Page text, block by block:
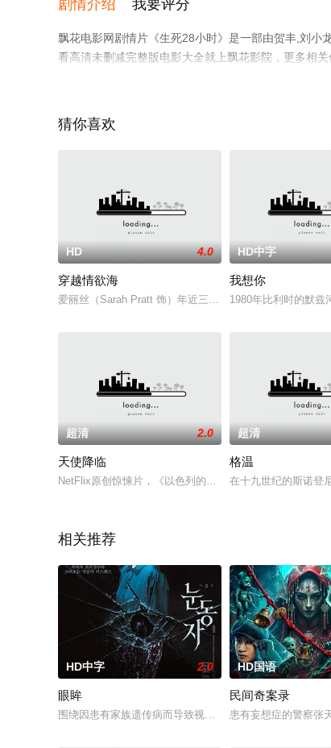
剧情介绍 我要评分
飘花电影网剧情片《生死28小时》是一部由贺丰,刘小
看高清未删减完整版电影大全就上飘花影院，更多相
。
猜你喜欢
HD 4.0
穿越情欲海
爱丽丝（Sarah Pratt 饰）年近三十，经历过生活的各种
HD中字
我想你
1980年比利时的默兹
超清 2.0
天使降临
NetFlix原创惊悚片，《以色列的埃及天使》说的是阿什拉
超清
格温
在十九世纪的斯诺登
相关推荐
HD中字 2.0
眼眸
围绕因患有家族遗传病而导致视力逐渐丧失的摄影师瑞真
HD国语
民间奇案录
患有妄想症的警察张